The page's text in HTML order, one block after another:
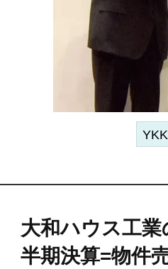
大和ハウス工
半期決算=物件